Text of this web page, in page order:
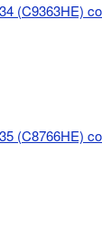
(C9363HE)
(C8766HE)